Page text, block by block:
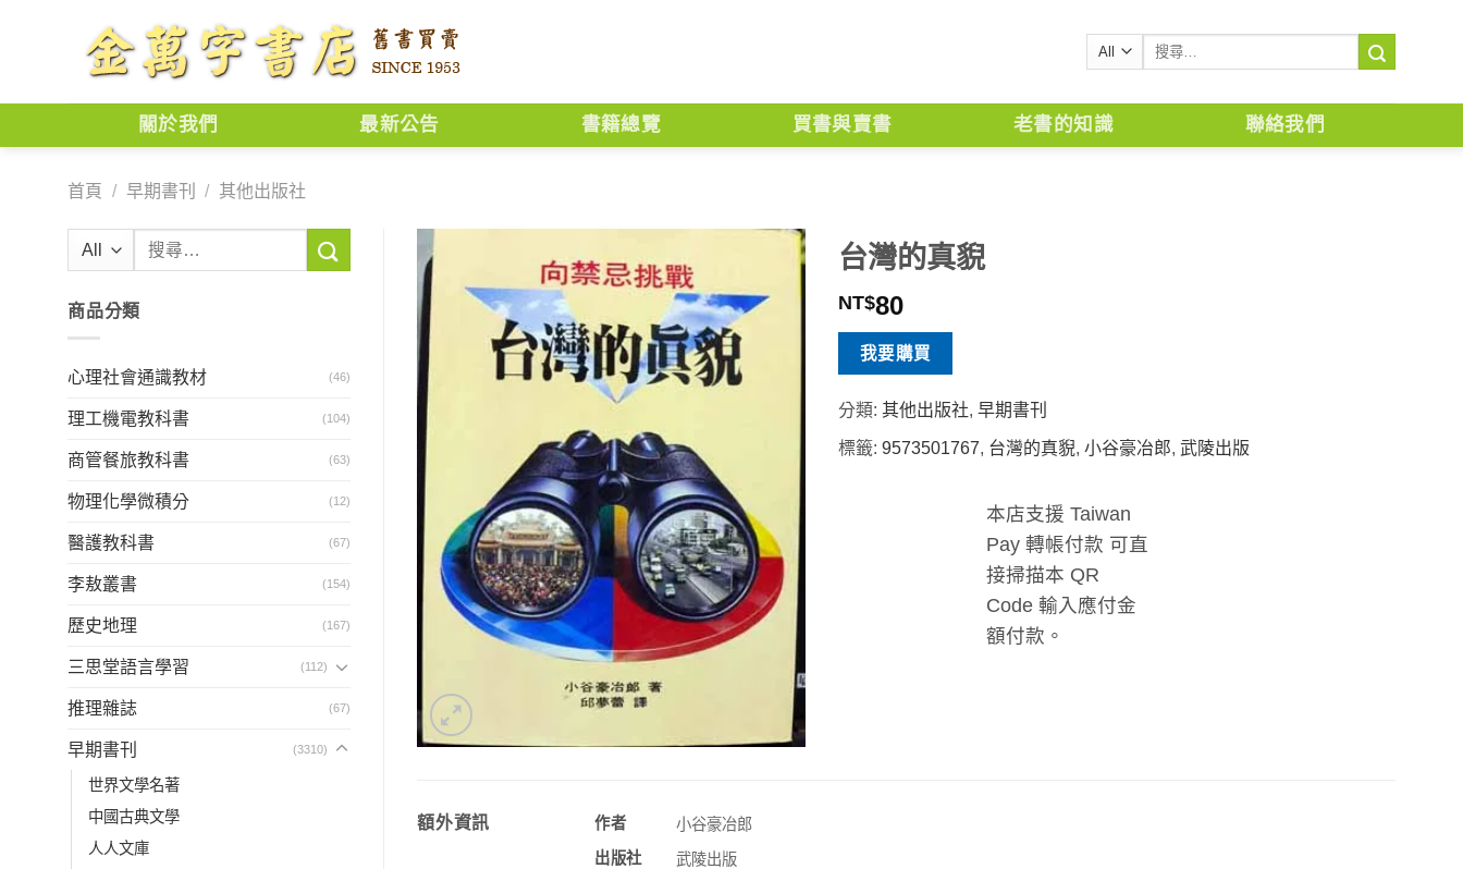
搜
鍵
關於我們 最新公告 書籍總覽 買書與賣書 老書的知識 聯絡我們
首頁 / 早期書刊 / 其他出版社
鍵
商品分類
心理社會通識教材 (46)
理工機電教科書 (104)
商管餐旅教科書 (63)
物理化學微積分 (12)
醫護教科書 (67)
李敖叢書 (154)
歷史地理 (167)
三思堂語言學習 (112)
推理雜誌 (67)
早期書刊 (3310)
世界文學名著
中國古典文學
人人文庫
台灣的真貎
NT$80
我要購買
分類:其他出版社,早期書刊
標籤:9573501767, 台灣的真貎,小谷豪冶郎,武陵出版
本店支援 Taiwan
Pay 轉帳付款 可直
接掃描本 QR
Code 輸入應付金
額付款。
額外資訊 作者
小谷豪冶郎
出版社
武陵出版